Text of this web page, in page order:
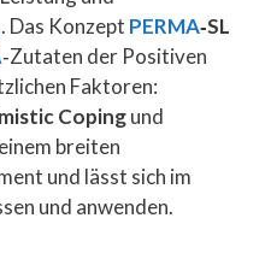
Das Konzept PERMA‑SL
‑Zutaten der Positiven
Faktoren:
Copingund
breiten
und lässt sich im
und anwenden.